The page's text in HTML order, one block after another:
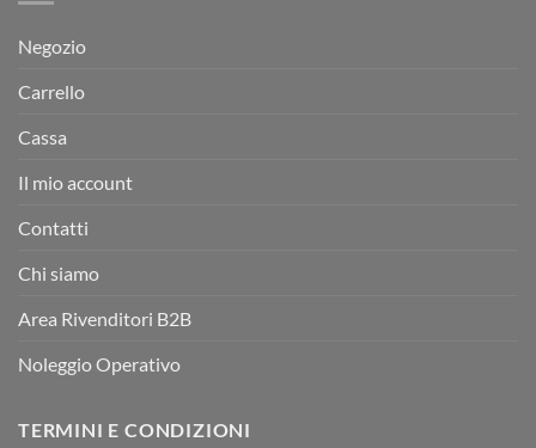
Negozio
Carrello
Cassa
Il mio account
Contatti
Chi siamo
Area Rivenditori B2B
Noleggio Operativo
TERMINI E CONDIZIONI